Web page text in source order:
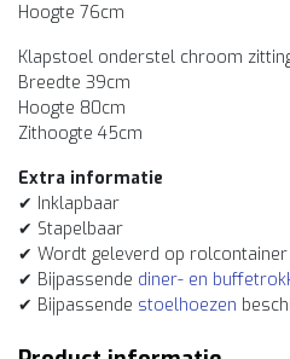
Hoogte 76cm
Klapstoel onderstel chroom
Breedte 39cm
Hoogte 80cm
Zithoogte 45cm
Extra informatie
✔ Inklapbaar
✔ Stapelbaar
✔ Wordt geleverd op rolcontainer
✔ Bijpassende diner- en
✔ Bijpassende stoelhoezen